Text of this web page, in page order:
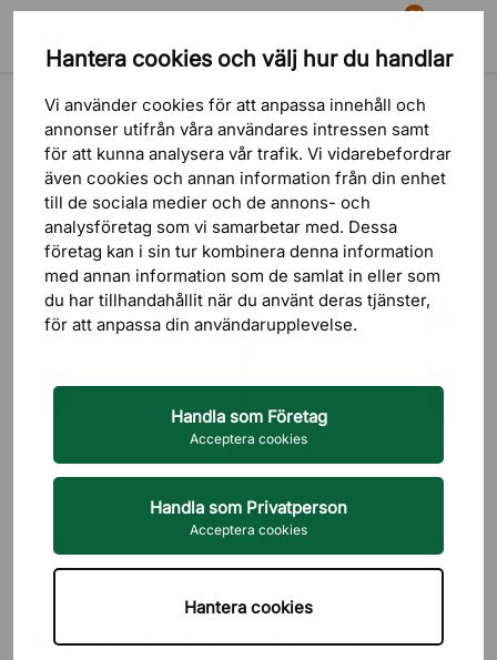
Hantera cookies och välj hur du handlar
Vi använder cookies för att anpassa innehåll och
annonser utifrån våra användares intressen samt
för att kunna analysera vår trafik. Vi vidarebefordrar
även cookies och annan information från din enhet
till de sociala medier och de annons- och
analysföretag som vi samarbetar med. Dessa
företag kan i sin tur kombinera denna information
med annan information som de samlat in eller som
du har tillhandahållit när du använt deras tjänster,
för att anpassa din användarupplevelse.
Handla som Företag
Acceptera cookies
Handla som Privatperson
Acceptera cookies
Hantera cookies
Sök
81
Varukorg Meny
Högt projektbord Brunch